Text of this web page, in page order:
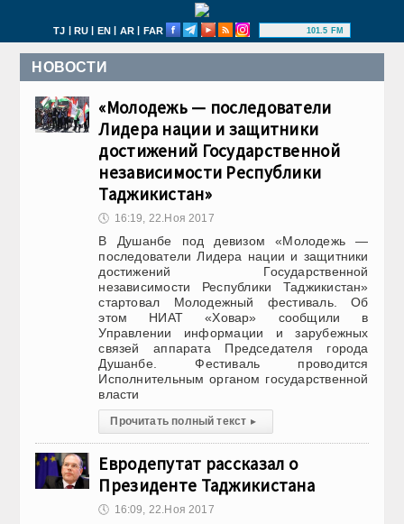
TJ | RU | EN | AR | FAR 101.5 FM
НОВОСТИ
«Молодежь — последователи
Лидера нации и защитники
достижений Государственной
независимости Республики
Таджикистан»
🕔 16:19, 22.Ноя 2017
В Душанбе под девизом «Молодежь —
последователи Лидера нации и защитники
достижений Государственной
независимости Республики Таджикистан»
стартовал Молодежный фестиваль. Об
этом НИАТ «Ховар» сообщили в
Управлении информации и зарубежных
связей аппарата Председателя города
Душанбе. Фестиваль проводится
Исполнительным органом государственной
власти
Прочитать полный текст ▸
Евродепутат рассказал о
Президенте Таджикистана
🕔 16:09, 22.Ноя 2017